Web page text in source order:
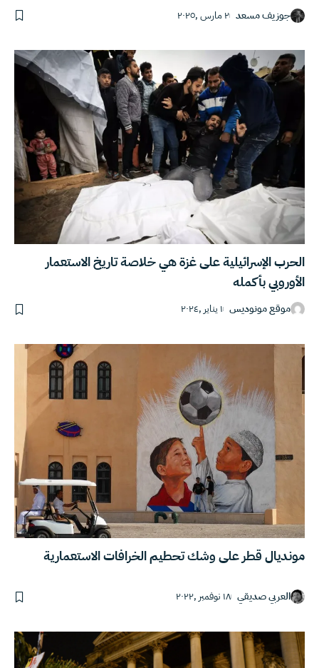
جوزيف مسعد ٢ مارس ,٢٠٢٥
الحرب الإسرائيلية على غزة هي خلاصة تاريخ الاستعمار
الأوروبي بأكمله
موقع مونوديس ١ يناير ,٢٠٢٤
مونديال قطر على وشك تحطيم الخرافات الاستعمارية
العربي صديقي ١٨ نوفمبر ,٢٠٢٢